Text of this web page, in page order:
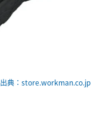
出典：store.workman.co.jp